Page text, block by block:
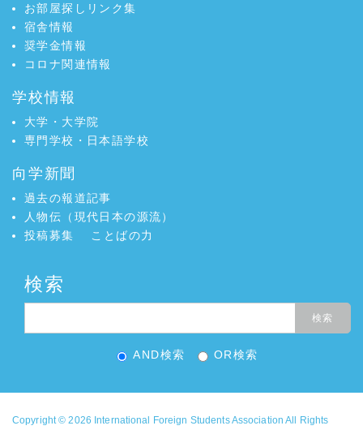
お部屋探しリンク集
宿舎情報
奨学金情報
コロナ関連情報
学校情報
大学・大学院
専門学校・日本語学校
向学新聞
過去の報道記事
人物伝（現代日本の源流）
投稿募集
ことばの力
検索
AND検索 OR検索
Copyright © 2026 International Foreign Students Association All Rights